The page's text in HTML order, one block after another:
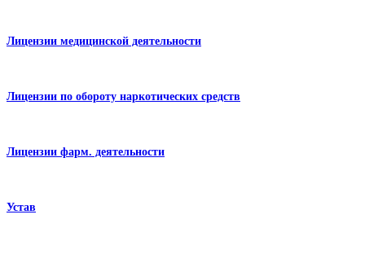
Лицензии медицинской деятельности
Лицензии по обороту наркотических средств
Лицензии фарм. деятельности
Устав